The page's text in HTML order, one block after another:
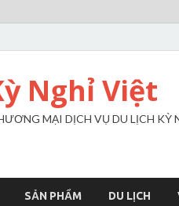
Nghỉ Việt
MẠI DỊCH VỤ DU LỊCH KỲ
SẢN PHẨM DU LỊCH